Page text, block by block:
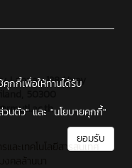
Lanna : 128 Huay
50300
คุกกี้เพื่อให้ท่านได้รับ
วนตัว" และ "นโยบายคุกกี้"
ยอมรับ
และเทคโนโลยีสารสนเทศ